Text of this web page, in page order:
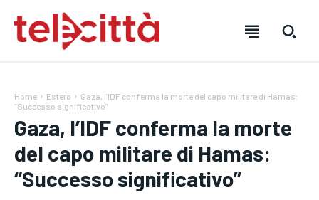
HOME
Home Estero
Gaza, l’IDF conferma la morte del capo militare di Hamas:
“Successo significativo”
Gaza, l’IDF conferma la morte
del capo militare di Hamas:
“Successo significativo”